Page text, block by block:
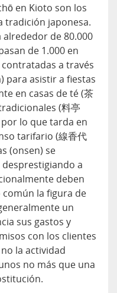
en Kioto son los
tradición japonesa.
de 80.000
de 1.000 en
a través
para asistir a fiestas
en casas de té (茶
(料亭
lo que tarda en
tarifario (線香代
(onsen) se
a
deben
la figura de
un
sus gastos y
con los clientes
la actividad
no más que una